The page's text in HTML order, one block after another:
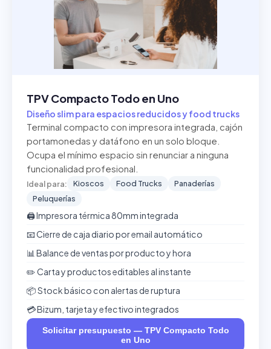
TPV Compacto Todo en Uno
Diseño slim para espacios reducidos y food trucks
Terminal compacto con impresora integrada, cajón
portamonedas y datáfono en un solo bloque.
Ocupa el mínimo espacio sin renunciar a ninguna
funcionalidad profesional.
Ideal para: Kioscos Food Trucks
Panaderías
Peluquerías
🖨️ Impresora térmica 80mm integrada
📧 Cierre de caja diario por email automático
📊 Balance de ventas por producto y hora
✏️ Carta y productos editables al instante
📦 Stock básico con alertas de ruptura
💳 Bizum, tarjeta y efectivo integrados
Solicitar presupuesto — TPV Compacto Todo
en Uno